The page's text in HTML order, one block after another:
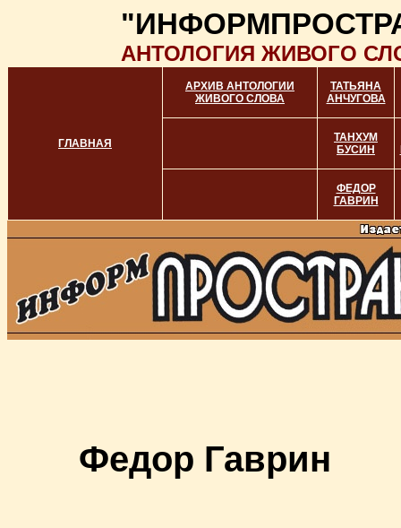
АНТОЛОГИЯ ЖИВОГО
ГЛАВНАЯ
АРХИВ АНТОЛОГИИ
ЖИВОГО СЛОВА
ТАТЬЯНА
АНЧУГОВА
ТАНХУМ
БУСИН
ФЕДОР
ГАВРИН
Федор Гаврин